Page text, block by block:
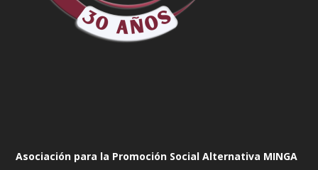
Asociación para la Promoción Social Alternativa MINGA